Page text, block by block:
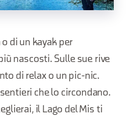
di un kayak per
nascosti. Sulle sue rive
di relax o un pic-nic.
che lo circondano.
il Lago del Mis ti